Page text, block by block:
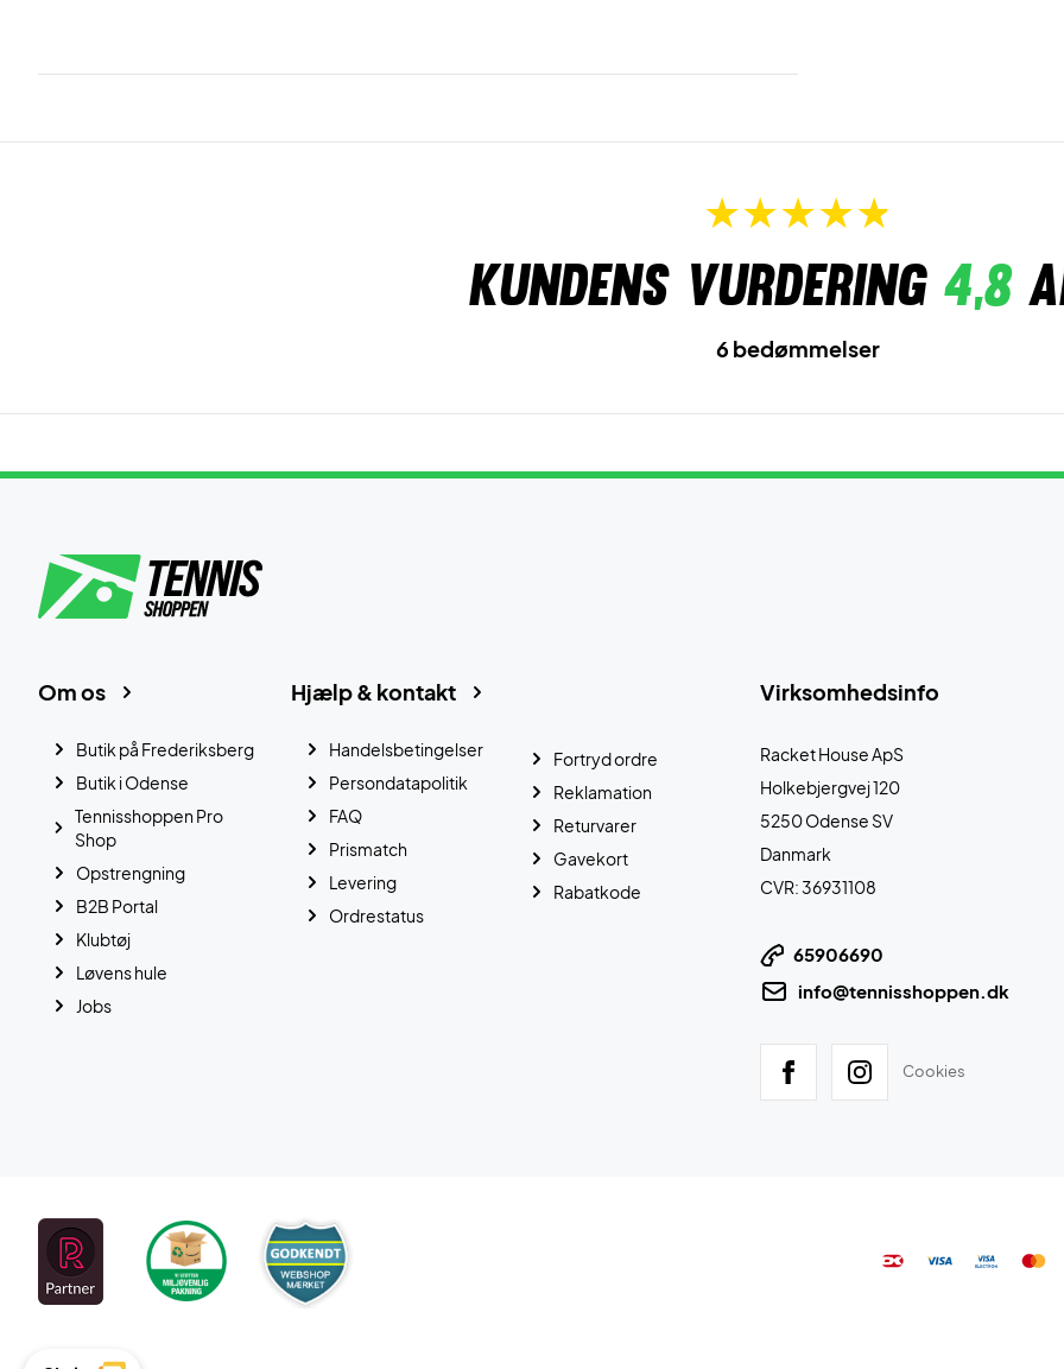
Kundens vurdering 4,8
6 bedømmelser
Virksomhedsinfo
Racket House ApS
Holkebjergvej 120
5250 Odense SV
Danmark
CVR: 36931108
65906690
info@tennisshoppen.dk
Cookies
Hjælp & kontakt
Handelsbetingelser
Persondatapolitik
FAQ
Prismatch
Levering
Ordrestatus
Fortryd ordre
Reklamation
Returvarer
Gavekort
Rabatkode
Om os
Butik på Frederiksberg
Butik i Odense
Tennisshoppen Pro
Shop
Opstrengning
B2B Portal
Klubtøj
Løvens hule
Jobs